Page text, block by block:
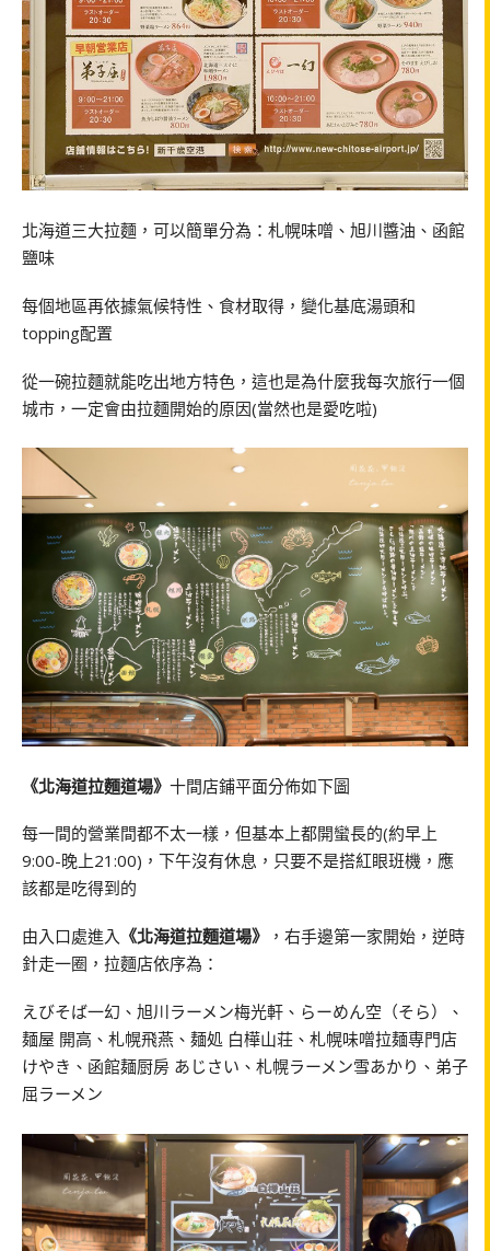
北海道三大拉麵，可以簡單分為：札幌味噌、旭川醬油、函館
鹽味
每個地區再依據氣候特性、食材取得，變化基底湯頭和
topping配置
從一碗拉麵就能吃出地方特色，這也是為什麼我每次旅行一個
城市，一定會由拉麵開始的原因(當然也是愛吃啦)
《北海道拉麵道場》 十間店鋪平面分佈如下圖
每一間的營業間都不太一樣，但基本上都開蠻長的(約早上
9:00-晚上21:00)，下午沒有休息，只要不是搭紅眼班機，應
該都是吃得到的
由入口處進入 《北海道拉麵道場》
，右手邊第一家開始，逆時
針走一圈，拉麵店依序為：
えびそば一幻、旭川ラーメン梅光軒、らーめん空（そら）、
麺屋 開高、札幌飛燕、麺処 白樺山荘、札幌味噌拉麺専門店
けやき、函館麺厨房 あじさい、札幌ラーメン雪あかり、弟子
屈ラーメン